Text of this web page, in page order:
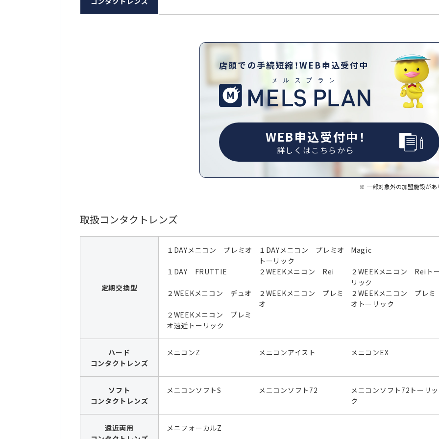
店頭での手続短縮！WEB申込受付中
WEB申込受付中！
詳しくはこちらから
一部対象外の加盟施設があ
取扱コンタクトレンズ
定期交換型
１DAYメニコン プレミオ
１DAYメニコン プレミオ
トーリック
Magic
１DAY FRUTTIE ２WEEKメニコン Rei
２WEEKメニコン Reiト
リック
２WEEKメニコン デュオ
２WEEKメニコン プレミ
オ
２WEEKメニコン プレミ
オトーリック
２WEEKメニコン プレミ
オ遠近トーリック
ハード
コンタクトレンズ
メニコンZ メニコンアイスト メニコンEX
ソフト
コンタクトレンズ
メニコンソフトS メニコンソフト72
メニコンソフト72トーリッ
ク
遠近両用
メニフォーカルZ